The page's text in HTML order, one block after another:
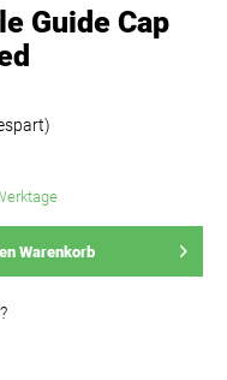
Guide Cap
Warenkorb